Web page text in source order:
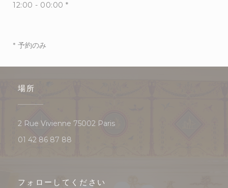
12:00 - 00:00 *
* 予約のみ
場所
2 Rue Vivienne 75002 Paris((新しいウィンドウで開きます))
01 42 86 87 88
フォローしてください